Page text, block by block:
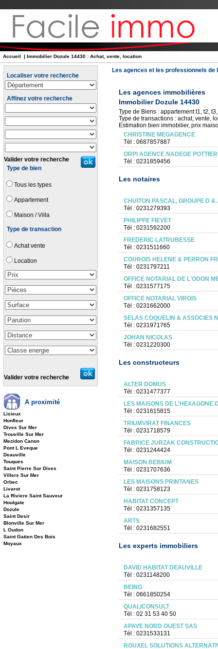
Accueil | Immobilier Dozule 14430 : Achat, vente, location
Localiser votre recherche
Affinez votre recherche
Valider votre recherche
Type de bien
Tous les types
Appartement
Maison / Villa
Type de transaction
Achat vente
Location
Valider votre recherche
A proximité
Lisieux
Honfleur
Dives Sur Mer
Trouville Sur Mer
Mezidon Canon
Pont L Eveque
Deauville
Touques
Saint Pierre Sur Dives
Villers Sur Mer
Orbec
Livarot
La Riviere Saint Sauveur
Houlgate
Dozule
Saint Desir
Blonville Sur Mer
L Oudon
Saint Gatien Des Bois
Moyaux
Les agences et les professionnels
Les agences immobilières
Immobilier Dozule 14430
Type de Biens : appartement t1, t2,
Type de transactions : achat, vente,
Estimation bien immobilier, prix
CHRISTINE MEGAGENCE
Tél : 0687857887
ORPI AGENCE NADEGE POTTIER
Tél : 0231859456
Les notaires
CHUITON PASCAL, GROUPE D &
Tél : 0231279393
PHILIPPE FIEVET
Tél : 0231592200
FREDERIC LATRUBESSE
Tél : 0231511660
COUROIS HELENE & PERRON
Tél : 0231797211
OFFICE NOTARIAL DE L'ODON
Tél : 0231577175
OFFICE NOTARIAL VIROIS
Tél : 0231662000
SELAS COQUELIN & ASSOCIES
Tél : 0231971765
JOHAN NICOLAS
Tél : 0231220300
Les constructeurs
ALTER DOMUS
Tél : 0231477377
LES MAISONS DE L'HEXAGONE
Tél : 0231615815
TRIUMVIRAT FINANCES
Tél : 0231718579
FABRICE JURZAK
Tél : 0231244424
MAISON BEBIUM
Tél : 0231707636
LES MAISONS PRINTANES
Tél : 0231758123
HABITAT CONCEPT
Tél : 0231357135
ARTS
Tél : 0231682551
Les experts immobiliers
DAVID HABITAT DEAUVILLE
Tél : 0231148200
BEING
Tél : 0661850254
QUALICONSULT
Tél : 02 31 53 40 50
APAVE NORD OUEST SAS
Tél : 0231533131
ROUXEL SOLUTIONS